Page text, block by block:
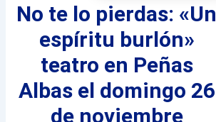
No te lo pierdas: «Un
espíritu burlón»
teatro en Peñas
Albas el domingo 26
de noviembre